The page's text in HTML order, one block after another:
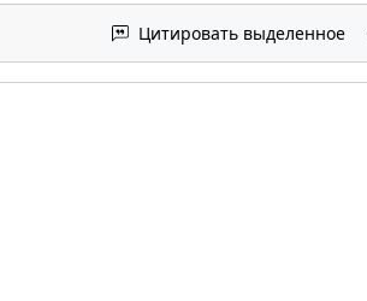
Цитировать выделенное